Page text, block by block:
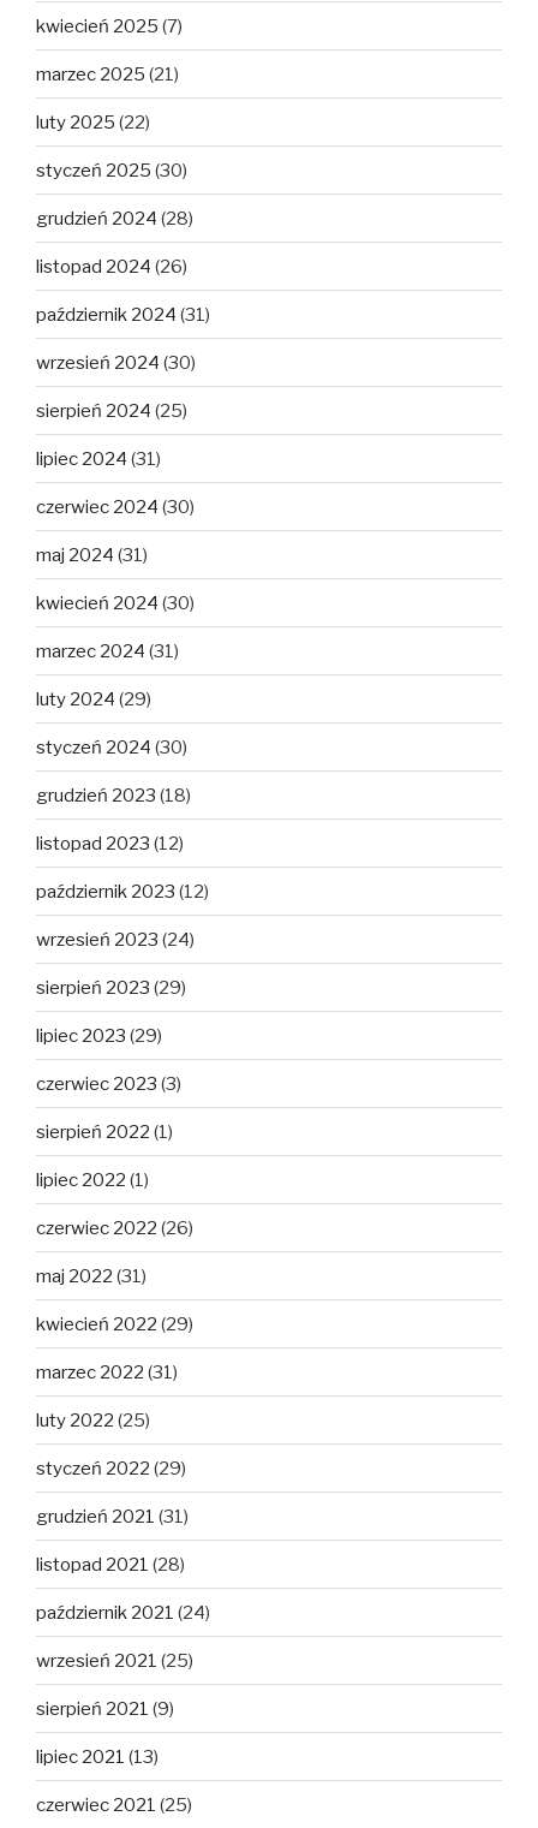
kwiecień 2025 (7)
marzec 2025 (21)
luty 2025 (22)
styczeń 2025 (30)
grudzień 2024 (28)
listopad 2024 (26)
październik 2024 (31)
wrzesień 2024 (30)
sierpień 2024 (25)
lipiec 2024 (31)
czerwiec 2024 (30)
maj 2024 (31)
kwiecień 2024 (30)
marzec 2024 (31)
luty 2024 (29)
styczeń 2024 (30)
grudzień 2023 (18)
listopad 2023 (12)
październik 2023 (12)
wrzesień 2023 (24)
sierpień 2023 (29)
lipiec 2023 (29)
czerwiec 2023 (3)
sierpień 2022 (1)
lipiec 2022 (1)
czerwiec 2022 (26)
maj 2022 (31)
kwiecień 2022 (29)
marzec 2022 (31)
luty 2022 (25)
styczeń 2022 (29)
grudzień 2021 (31)
listopad 2021 (28)
październik 2021 (24)
wrzesień 2021 (25)
sierpień 2021 (9)
lipiec 2021 (13)
czerwiec 2021 (25)